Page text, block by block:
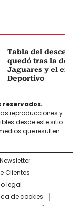
Tabla del
quedó tras la
Jaguares y el
Deportivo
reservados.
reproducciones y
desde este sitio
que resulten
Newsletter
Clientes
legal
de cookies